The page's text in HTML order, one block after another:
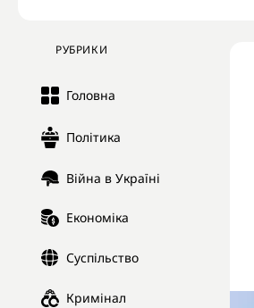
РУБРИКИ
Головна
Політика
Війна в Україні
Економіка
Суспільство
Кримінал